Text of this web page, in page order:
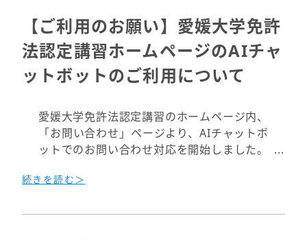
【ご利用のお願い】愛媛大学免許
法認定講習ホームページのAIチャ
ットボットのご利用について
愛媛大学免許法認定講習のホームページ内、
「お問い合わせ」ページより、AIチャットボ
ットでのお問い合わせ対応を開始しました。
次のURLが、愛媛大学免許法認定講習のホー
る笑顔のアイコンがAIチャットボットです。
続きを読む＞